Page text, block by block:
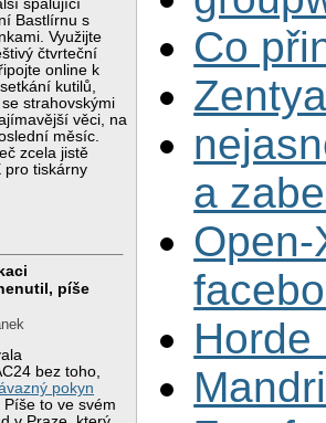
spalující
Bastlírnu s
Využijte
čtvrteční
online k
kutilů,
strahovskými
věci, na
měsíc.
zcela jistě
pro tiskárny
píše
bez toho,
pokyn
Píše to ve svém
Co
a
Horde